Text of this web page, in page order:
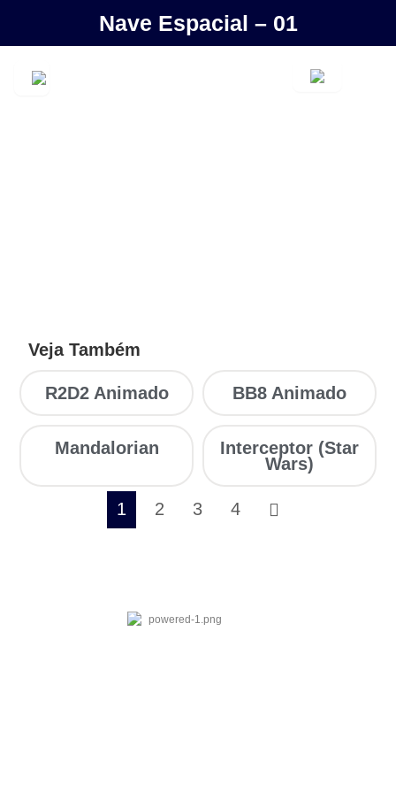
Nave Espacial – 01
Veja Também
R2D2 Animado BB8 Animado
Mandalorian
Interceptor (Star
Wars)
1 2 3 4